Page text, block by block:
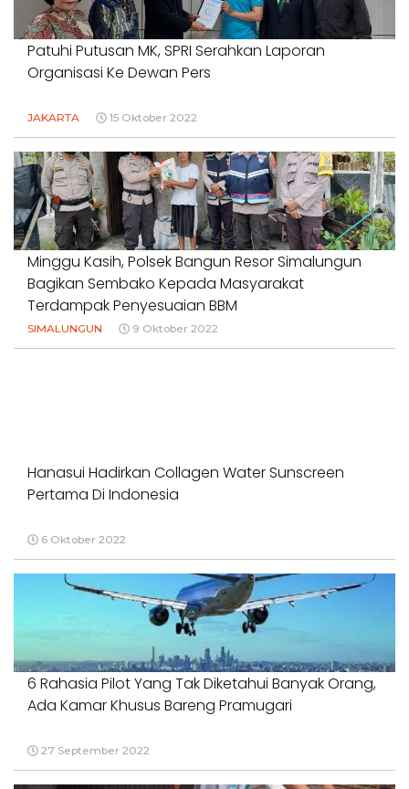
Patuhi Putusan MK, SPRI Serahkan Laporan
Organisasi Ke Dewan Pers
JAKARTA 15 Oktober 2022
Minggu Kasih, Polsek Bangun Resor Simalungun
Bagikan Sembako Kepada Masyarakat
Terdampak Penyesuaian BBM
SIMALUNGUN 9 Oktober 2022
Hanasui Hadirkan Collagen Water Sunscreen
Pertama Di Indonesia
6 Oktober 2022
6 Rahasia Pilot Yang Tak Diketahui Banyak Orang,
Ada Kamar Khusus Bareng Pramugari
27 September 2022